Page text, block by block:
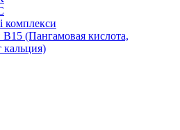
комплекси
(Пангамовая кислота,
кальция)